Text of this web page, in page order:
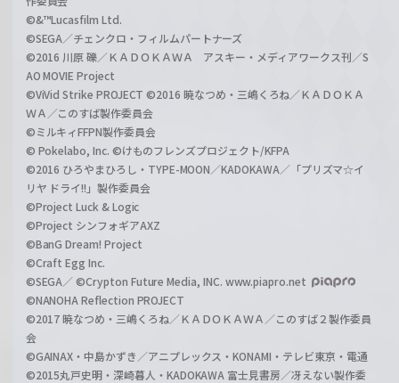
©&™Lucasfilm Ltd.
©SEGA／チェンクロ・フィルムパートナーズ
©2016 川原 礫／ＫＡＤＯＫＡＷＡ アスキー・メディアワークス刊／S
AO MOVIE Project
©ViVid Strike PROJECT ©2016 暁なつめ・三嶋くろね／ＫＡＤＯＫＡ
ＷＡ／このすば製作委員会
©ミルキィFFPN製作委員会
© Pokelabo, Inc. ©けものフレンズプロジェクト/KFPA
©2016 ひろやまひろし・TYPE-MOON／KADOKAWA／「プリズマ☆イ
リヤ ドライ!!」製作委員会
©Project Luck & Logic
©Project シンフォギアAXZ
©BanG Dream! Project
©Craft Egg Inc.
©SEGA／ ©Crypton Future Media, INC. www.piapro.net
©NANOHA Reflection PROJECT
©2017 暁なつめ・三嶋くろね／ＫＡＤＯＫＡＷＡ／このすば２製作委員
会
©GAINAX・中島かずき／アニプレックス・KONAMI・テレビ東京・電通
©2015丸戸史明・深崎暮人・KADOKAWA 富士見書房／冴えない製作委